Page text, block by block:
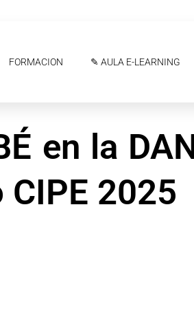
FORMACION ✎ AULA E-LEARNING
en la
2025